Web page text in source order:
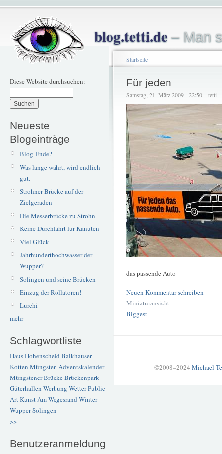
blog.tetti.de– Man
Diese Website durchsuchen:
Neueste
Blogeinträge
Blog-Ende?
Was lange währt, wird endlich
gut.
Strohner Brücke auf der
Zielgeraden
Die Messerbrücke zu Strohn
Keine Durchfahrt für Kanuten
Viel Glück
Jahrhunderthochwasser der
Wupper?
Solingen und seine Brücken
Einzug der Rollatoren!
Lurchi
mehr
Schlagwortliste
Haus Hohenscheid Balkhauser
Kotten Müngsten Adventskalender
Müngstener BrückeBrückenpark
Güterhallen Werbung WetterPublic
ArtKunstAm Wegesrand Winter
WupperSolingen
>>
Benutzeranmeldung
Startseite
Für jeden
Samstag, 21. März 2009 - 22:50 – tetti
das passende Auto
Neuen Kommentar schreiben
Miniaturansicht
Biggest
©2008–2024 Michael